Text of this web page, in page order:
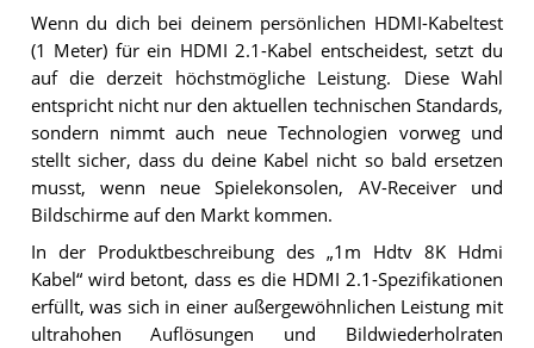
Wenn du dich bei deinem persönlichen HDMI-Kabeltest
(1 Meter) für ein HDMI 2.1-Kabel entscheidest, setzt du
auf die derzeit höchstmögliche Leistung. Diese Wahl
entspricht nicht nur den aktuellen technischen Standards,
sondern nimmt auch neue Technologien vorweg und
stellt sicher, dass du deine Kabel nicht so bald ersetzen
musst, wenn neue Spielekonsolen, AV-Receiver und
Bildschirme auf den Markt kommen.
In der Produktbeschreibung des „1m Hdtv 8K Hdmi
Kabel“ wird betont, dass es die HDMI 2.1-Spezifikationen
erfüllt, was sich in einer außergewöhnlichen Leistung mit
ultrahohen Auflösungen und Bildwiederholraten